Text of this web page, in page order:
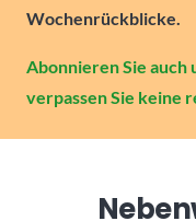
Wochenrückblicke.
Abonnieren Sie
verpassen Sie keine